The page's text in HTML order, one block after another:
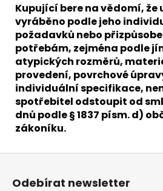
Kupující bere na vědomí, že
vyráběno podle jeho
požadavků nebo
potřebám, zejména podle
atypických rozměrů,
provedení, povrchové
individuální specifikace,
spotřebitel odstoupit od
dnů podle § 1837 písm. d)
zákoníku.
Z
Odebírat newsletter